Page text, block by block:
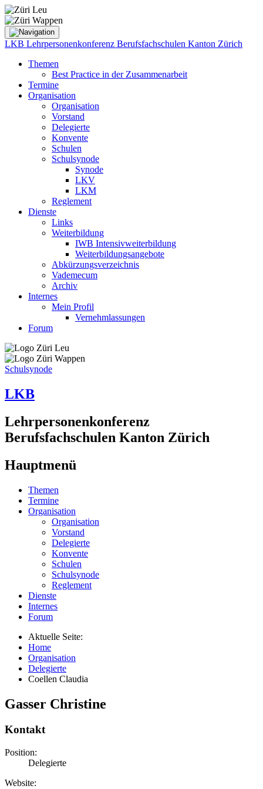
LKB Lehrpersonenkonferenz Berufsfachschulen Kanton Zürich
Themen
Best Practice in der Zusammenarbeit
Termine
Organisation
Organisation
Vorstand
Delegierte
Konvente
Schulen
Schulsynode
Synode
LKV
LKM
Reglement
Dienste
Links
Weiterbildung
IWB Intensivweiterbildung
Weiterbildungsangebote
Abkürzungsverzeichnis
Vademecum
Archiv
Internes
Mein Profil
Vernehmlassungen
Forum
Schulsynode
LKB
Lehrpersonenkonferenz
Berufsfachschulen Kanton Zürich
Hauptmenü
Themen
Termine
Organisation
Organisation
Vorstand
Delegierte
Konvente
Schulen
Schulsynode
Reglement
Dienste
Internes
Forum
Aktuelle Seite:
Home
Organisation
Delegierte
Coellen Claudia
Gasser Christine
Kontakt
Position:
Delegierte
Website: